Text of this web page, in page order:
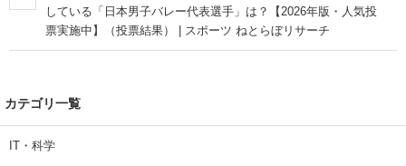
している「日本男子バレー代表選手」は？【2026年版・人気投
票実施中】（投票結果） | スポーツ ねとらぼリサーチ
カテゴリ一覧
IT・科学